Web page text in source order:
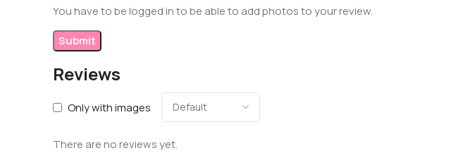
Reviews
Only with images
There are no reviews yet.
You have to be logged in to be able to add photos to your review.